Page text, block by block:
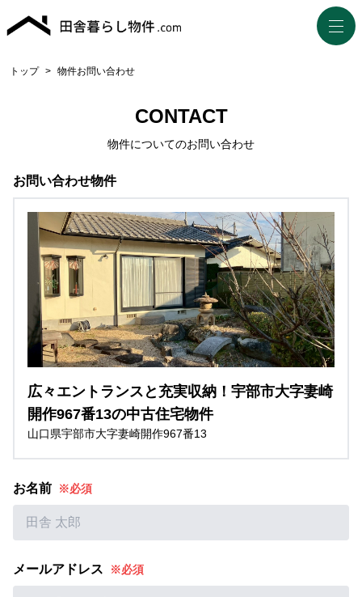
トップ > 物件お問い合わせ
CONTACT
物件についてのお問い合わせ
お問い合わせ物件
広々エントランスと充実収納！宇部市大字妻崎
開作967番13の中古住宅物件
山口県宇部市大字妻崎開作967番13
お名前 ※必須
メールアドレス ※必須